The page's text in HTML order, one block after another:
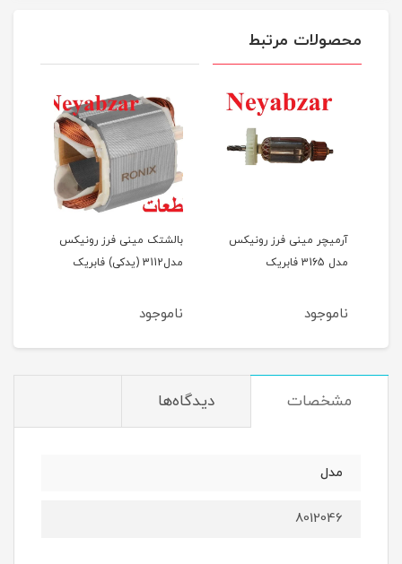
محصولات مرتبط
آرمیچر مینی فرز رونیکس
مدل 3165 فابریک
ناموجود
بالشتک مینی فرز رونیکس
مدل3112 (یدکی) فابریک
ناموجود
مشخصات دیدگاه‌ها
مدل
8012046